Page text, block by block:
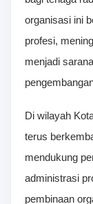
organisasi ini
profesi,
menjadi
Di wilayah
terus
mendukung
administrasi
pembinaan